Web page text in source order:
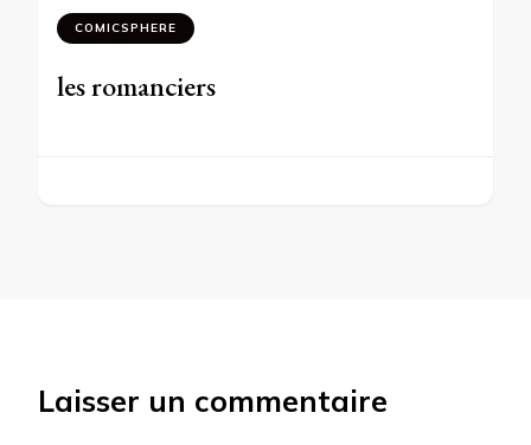
COMICSPHERE
les romanciers
Laisser un commentaire